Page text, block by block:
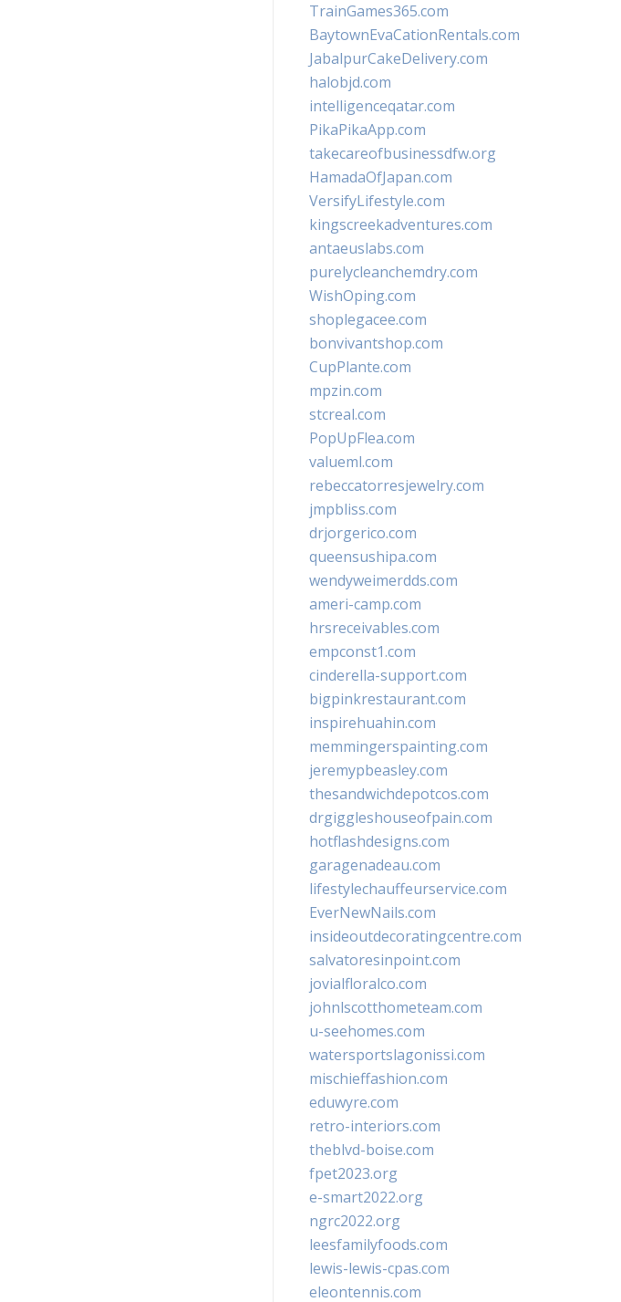
TrainGames365.com
BaytownEvaCationRentals.com
JabalpurCakeDelivery.com
halobjd.com
intelligenceqatar.com
PikaPikaApp.com
takecareofbusinessdfw.org
HamadaOfJapan.com
VersifyLifestyle.com
kingscreekadventures.com
antaeuslabs.com
purelycleanchemdry.com
WishOping.com
shoplegacee.com
bonvivantshop.com
CupPlante.com
mpzin.com
stcreal.com
PopUpFlea.com
valueml.com
rebeccatorresjewelry.com
jmpbliss.com
drjorgerico.com
queensushipa.com
wendyweimerdds.com
ameri-camp.com
hrsreceivables.com
empconst1.com
cinderella-support.com
bigpinkrestaurant.com
inspirehuahin.com
memmingerspainting.com
jeremypbeasley.com
thesandwichdepotcos.com
drgiggleshouseofpain.com
hotflashdesigns.com
garagenadeau.com
lifestylechauffeurservice.com
EverNewNails.com
insideoutdecoratingcentre.com
salvatoresinpoint.com
jovialfloralco.com
johnlscotthometeam.com
u-seehomes.com
watersportslagonissi.com
mischieffashion.com
eduwyre.com
retro-interiors.com
theblvd-boise.com
fpet2023.org
e-smart2022.org
ngrc2022.org
leesfamilyfoods.com
lewis-lewis-cpas.com
eleontennis.com